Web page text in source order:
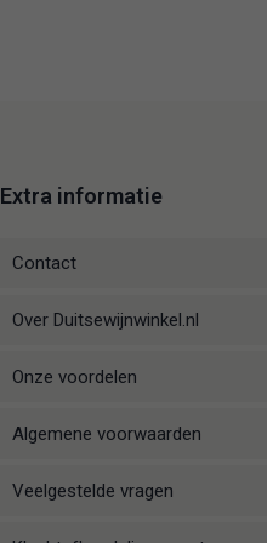
Extra informatie
Contact
Over Duitsewijnwinkel.nl
Onze voordelen
Algemene voorwaarden
Veelgestelde vragen